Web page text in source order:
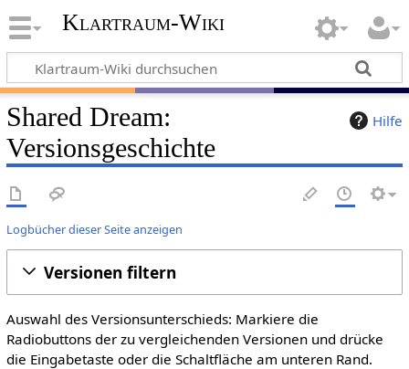
Klartraum-Wiki
Hilfe
Shared Dream:
Versionsgeschichte
Logbücher dieser Seite anzeigen
Versionen filtern
Auswahl des Versionsunterschieds: Markiere die
Radiobuttons der zu vergleichenden Versionen und drücke
die Eingabetaste oder die Schaltfläche am unteren Rand.